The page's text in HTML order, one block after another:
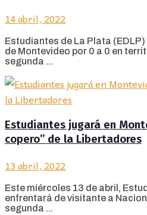
14 abril, 2022
Estudiantes de La Plata
de Montevideo por 0 a 0 en
segunda ...
Estudiantes jugará en
copero” de la Libertadores
13 abril, 2022
Este miércoles 13 de abril,
enfrentará de visitante a
segunda ...